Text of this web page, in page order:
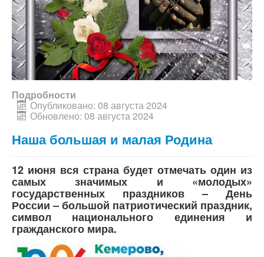
Подробности
Опубликовано: 08 августа 2024
Обновлено: 08 августа 2024
Наша большая и малая Родина
12 июня вся страна будет отмечать один из
самых значимых и «молодых»
государственных праздников – День
России – большой патриотический праздник,
символ национального единения и
гражданского мира.